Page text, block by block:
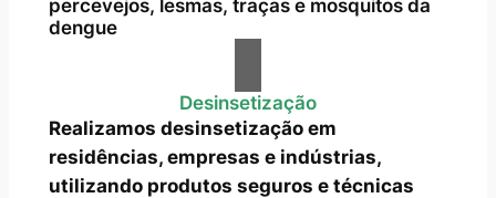
percevejos, lesmas, traças e mosquitos da
dengue
Desinsetização
Realizamos desinsetização em
residências, empresas e indústrias,
utilizando produtos seguros e técnicas